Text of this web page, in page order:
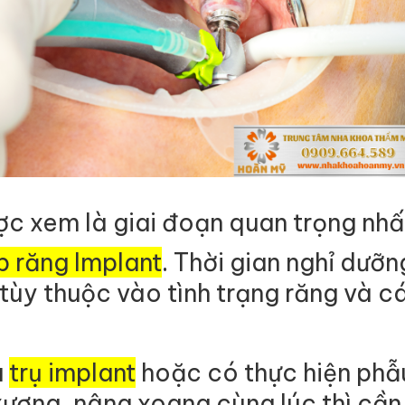
xem là giai đoạn quan trọng
răng Implant. Thời gian nghỉ
thuộc vào tình trạng răng và
trụ implant hoặc có thực hiện